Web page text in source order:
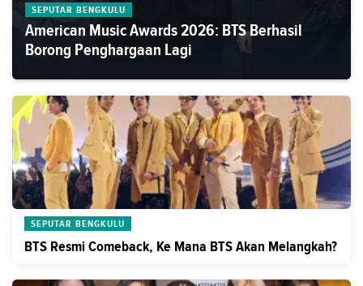
SEPUTAR BENGKULU
American Music Awards 2026: BTS Berhasil
Borong Penghargaan Lagi
SEPUTAR BENGKULU
BTS Resmi Comeback, Ke Mana BTS Akan Melangkah?